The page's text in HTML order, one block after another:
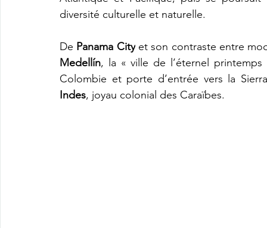
diversité culturelle et naturelle.
De Panama City
Medellín, la « ville de l’éternel
Colombie et porte d’entrée vers la
Indes, joyau colonial des Caraïbes.